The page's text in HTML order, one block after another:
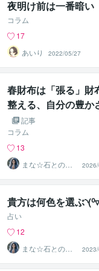
夜明け前は一番暗い
コラム
17
あいり⁠⁠
2022/05/27
春財布は「張る」財
整える、自分の豊
記事
コラム
13
まな☆石との絆
を整える占い師
＆セラピスト
貴方は何色を選ぶ
占い
12
まな☆石との絆
を整える占い師
＆セラピスト